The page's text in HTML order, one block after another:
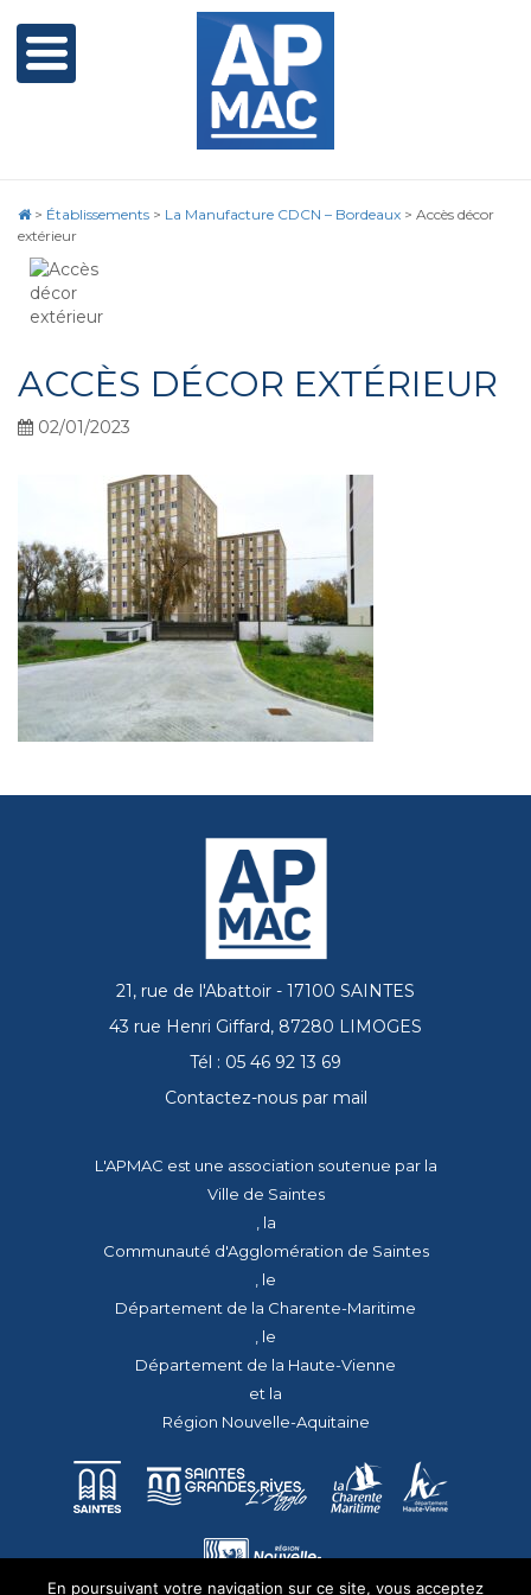
> Établissements > La Manufacture CDCN – Bordeaux > Accès décor
extérieur
ACCÈS DÉCOR EXTÉRIEUR
02/01/2023
21, rue de l'Abattoir - 17100 SAINTES
43 rue Henri Giffard, 87280 LIMOGES
Tél : 05 46 92 13 69
Contactez-nous par mail
L'APMAC est une association soutenue par la
Ville de Saintes
, la
Communauté d'Agglomération de Saintes
, le
Département de la Charente-Maritime
, le
Département de la Haute-Vienne
et la
Région Nouvelle-Aquitaine
En poursuivant votre navigation sur ce site, vous acceptez